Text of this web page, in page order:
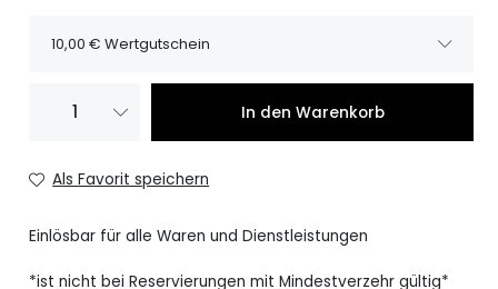
10,00 € Wertgutschein
15,00 € Wertgutschein 15,00 €
20,00 € Wertgutschein
25,00 € Wertgutschein
In den Warenkorb
Als Favorit speichern
Einlösbar für alle Waren und Dienstleistungen
*ist nicht bei Reservierungen mit Mindestverzehr gültig*